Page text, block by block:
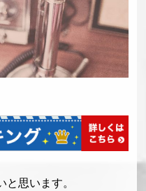
思います。